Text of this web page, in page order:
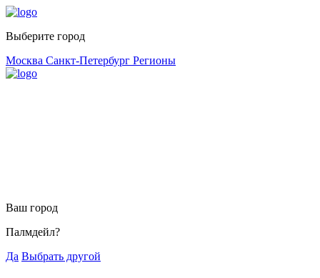
Выберите город
Москва Санкт-Петербург Регионы
Ваш город
Палмдейл?
Да Выбрать другой